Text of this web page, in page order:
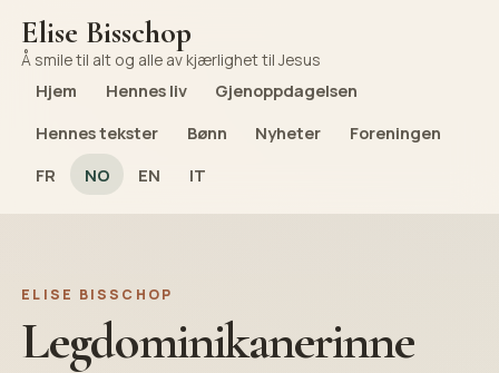
Elise Bisschop
Å smile til alt og alle av kjærlighet til Jesus
Hjem Hennes liv
Gjenoppdagelsen
Hennes tekster
Bønn Nyheter
Foreningen
FR
NO EN IT
ELISE BISSCHOP
Legdominikanerinne